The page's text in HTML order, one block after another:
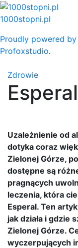
Skip
to
1000stopni.pl
Proudly powered by
Profoxstudio.
Zdrowie
Uzależnienie od
dotyka coraz
Zielonej Górze,
dostępne są
pragnących
leczenia, która
Esperal. Ten
jak działa i gdzie
Zielonej Górze.
wyczerpujących